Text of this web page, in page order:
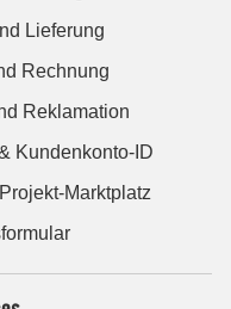
Lieferung
Rechnung
Reklamation
Kundenkonto-ID
Marktplatz